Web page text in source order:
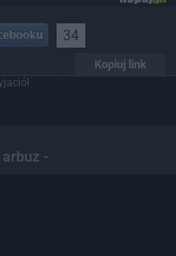
34
Kopiuj link
-